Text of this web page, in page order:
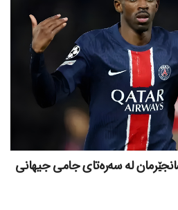
لە سەرەتای جامی جیهانی